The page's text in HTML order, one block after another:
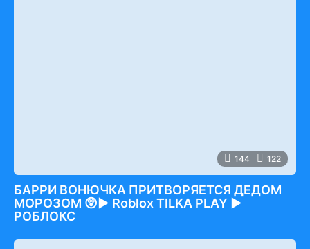
144 122
БАРРИ ВОНЮЧКА ПРИТВОРЯЕТСЯ ДЕДОМ
МОРОЗОМ 😲► Roblox TILKA PLAY ►
РОБЛОКС